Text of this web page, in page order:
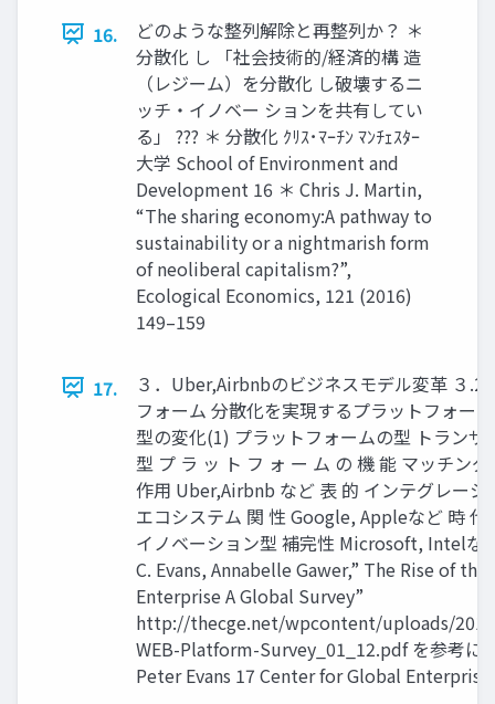
16.
どのような整列解除と再整列か？ ＊
分散化 し 「社会技術的/経済的構 造
（レジーム）を分散化 し破壊するニ
ッチ・イノベー ションを共有してい
る」 ??? ＊ 分散化 ｸﾘｽ･ﾏｰﾁﾝ ﾏﾝﾁｪｽﾀｰ
大学 School of Environment and
Development 16 ＊ Chris J. Martin,
“The sharing economy:A pathway to
sustainability or a nightmarish form
of neoliberal capitalism?”,
Ecological Economics, 121 (2016)
149–159
17.
３．Uber,Airbnbのビジネスモデル変革 ３.2
フォーム 分散化を実現するプラットフォー
型の変化(1) プラットフォームの型 トランザ
型 プ ラ ッ ト フ ォ ー ム の 機 能 マッチン
作用 Uber,Airbnb など 表 的 インテグレーシ
エコシステム 関 性 Google, Appleなど 時 代
イノベーション型 補完性 Microsoft, Intelな
C. Evans, Annabelle Gawer,” The Rise of
Enterprise A Global Survey”
http://thecge.net/wpcontent/uploads/
WEB-Platform-Survey_01_12.pdf を参考に
Peter Evans 17 Center for Global Enterprise